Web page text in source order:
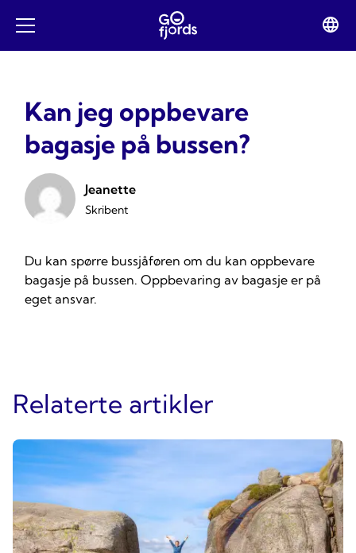
innhold
Open
mobile
Kan jeg oppbevare
bagasje på bussen?
Jeanette
Skribent
Du kan spørre bussjåføren om du kan oppbevare
bagasje på bussen. Oppbevaring av bagasje er på
eget ansvar.
Relaterte artikler